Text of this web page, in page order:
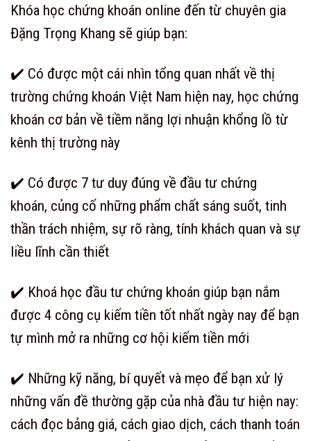
Khóa học chứng khoán online đến từ chuyên gia
Đặng Trọng Khang sẽ giúp bạn:
✔️ Có được một cái nhìn tổng quan nhất về thị
trường chứng khoán Việt Nam hiện nay, học chứng
khoán cơ bản về tiềm năng lợi nhuận khổng lồ từ
kênh thị trường này
✔️ Có được 7 tư duy đúng về đầu tư chứng
khoán, củng cố những phẩm chất sáng suốt, tinh
thần trách nhiệm, sự rõ ràng, tính khách quan và sự
liều lĩnh cần thiết
✔️ Khoá học đầu tư chứng khoán giúp bạn nắm
được 4 công cụ kiếm tiền tốt nhất ngày nay để bạn
tự mình mở ra những cơ hội kiếm tiền mới
✔️ Những kỹ năng, bí quyết và mẹo để bạn xử lý
những vấn đề thường gặp của nhà đầu tư hiện nay:
cách đọc bảng giá, cách giao dịch, cách thanh toán